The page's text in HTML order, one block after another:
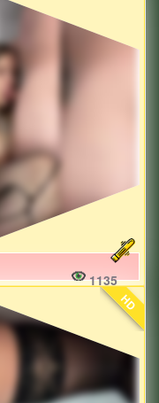
1135
HD